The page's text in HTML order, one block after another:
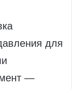
для
—